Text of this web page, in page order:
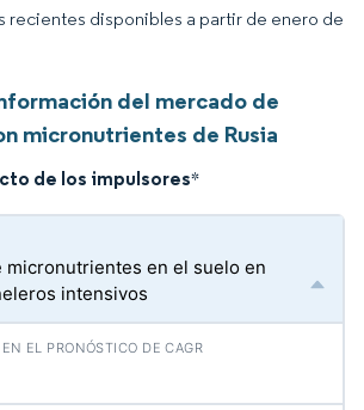
recientes disponibles a partir de enero de
del mercado de
micronutrientes de Rusia
de los impulsores*
micronutrientes en el suelo en
intensivos